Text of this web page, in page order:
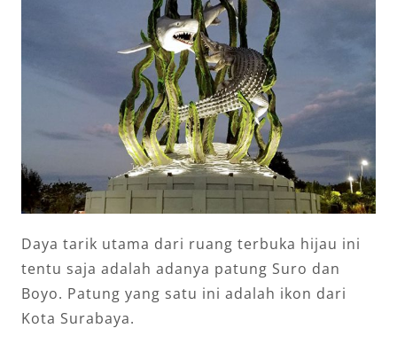
Daya tarik utama dari ruang terbuka hijau ini
tentu saja adalah adanya patung Suro dan
Boyo. Patung yang satu ini adalah ikon dari
Kota Surabaya.